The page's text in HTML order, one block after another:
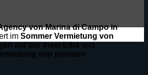
von Marina di Campo in
im Sommer Vermietung von
auf der Insel Elba und
von privaten